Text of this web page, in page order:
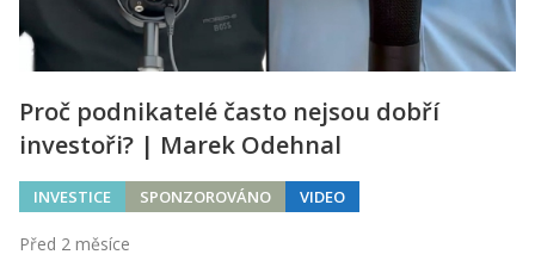
Proč podnikatelé často nejsou dobří
investoři? | Marek Odehnal
INVESTICE SPONZOROVÁNO VIDEO
Před 2 měsíce